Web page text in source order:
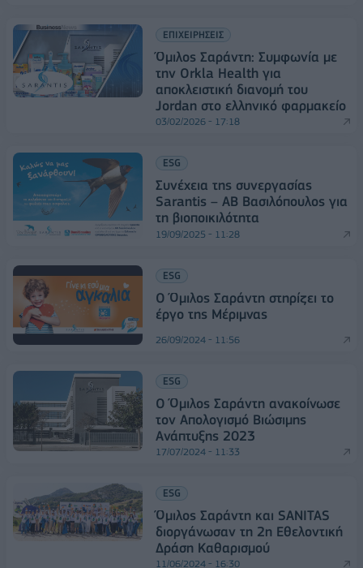
ΕΠΙΧΕΙΡΗΣΕΙΣ
Όμιλος Σαράντη: Συμφωνία με
την Orkla Health για
αποκλειστική διανομή του
Jordan στο ελληνικό φαρμακείο
03/02/2026 - 17:18
ESG
Συνέχεια της συνεργασίας
Sarantis – ΑΒ Βασιλόπουλος για
τη βιοποικιλότητα
19/09/2025 - 11:28
ESG
Ο Όμιλος Σαράντη στηρίζει το
έργο της Μέριμνας
26/09/2024 - 11:56
ESG
Ο Όμιλος Σαράντη ανακοίνωσε
τον Απολογισμό Βιώσιμης
Ανάπτυξης 2023
17/07/2024 - 11:33
ESG
Όμιλος Σαράντη και SANITAS
διοργάνωσαν τη 2η Εθελοντική
Δράση Καθαρισμού
11/06/2024 - 16:30